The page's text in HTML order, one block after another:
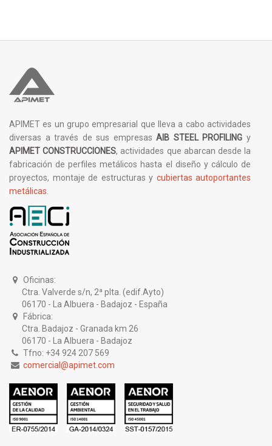
APIMET es un grupo empresarial que lleva a cabo actividades
diversas a través de sus empresasAIB STEEL PROFILING y
APIMET CONSTRUCCIONES, actividades que abarcan desde la
fabricación de perfiles metálicos hasta el diseño y cálculo de
proyectos, montaje de estructuras y cubiertas autoportantes
metálicas
Oficinas:
Ctra. Valverde s/n, 2ª plta. (edif.Ayto)
06170 - La Albuera - Badajoz - España
Fábrica:
Ctra. Badajoz - Granada km 26
06170 - La Albuera - Badajoz
Tfno: +34 924 207 569
comercial@apimet.com